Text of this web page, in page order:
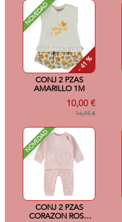
NOVEDAD
- 41 %
CONJ 2 PZAS
AMARILLO 1M
10,00 €
16,95 €
NOVEDAD
CONJ 2 PZAS
CORAZON ROSA